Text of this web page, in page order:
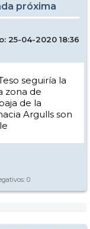
próxima
25-04-2020 18:36
seguiría la
zona de
de la
Argulls son
0